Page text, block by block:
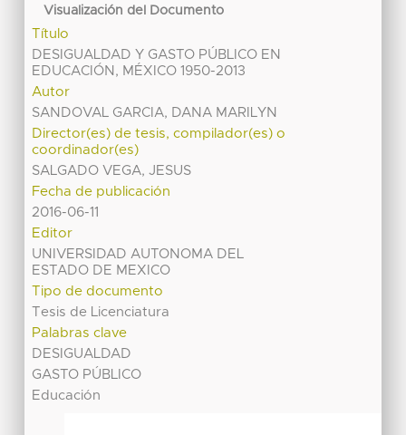
Visualización del Documento
Título
DESIGUALDAD Y GASTO PÚBLICO EN
EDUCACIÓN, MÉXICO 1950-2013
Autor
SANDOVAL GARCIA, DANA MARILYN
Director(es) de tesis, compilador(es) o
coordinador(es)
SALGADO VEGA, JESUS
Fecha de publicación
2016-06-11
Editor
UNIVERSIDAD AUTONOMA DEL
ESTADO DE MEXICO
Tipo de documento
Tesis de Licenciatura
Palabras clave
DESIGUALDAD
GASTO PÚBLICO
Educación